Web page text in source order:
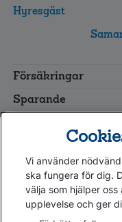
Hyresgäst
Försäkringar
Sparande
Kundservice
Hjälp
Vi använder
ska fungera för dig.
välja som hjälper
upplevelse och ger